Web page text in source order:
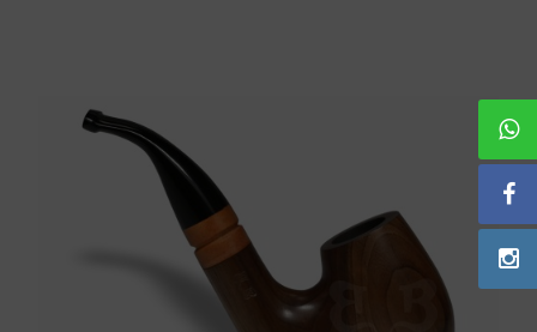
Suportes Bertoldi para Cachimbos
Piteiras para Cigarro
Limpadores para Cachimbo